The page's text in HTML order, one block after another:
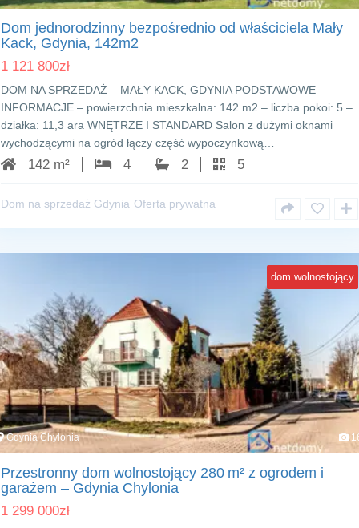
Dom jednorodzinny bezpośrednio od właściciela Mały
Kack, Gdynia, 142m2
1 121 800zł
DOM NA SPRZEDAŻ – MAŁY KACK, GDYNIA PODSTAWOWE
INFORMACJE – powierzchnia mieszkalna: 142 m2 – liczba pokoi: 5 –
działka: 11,3 ara WNĘTRZE I STANDARD Salon z dużymi oknami
wychodzącymi na ogród łączy część wypoczynkową…
142 m² 4 2 5
Dom na sprzedaż Gdynia Oferta prywatna
dom wolnostojący
Gdynia Chylonia
Przestronny dom wolnostojący 280 m² z ogrodem i
garażem – Gdynia Chylonia
1 299 000zł